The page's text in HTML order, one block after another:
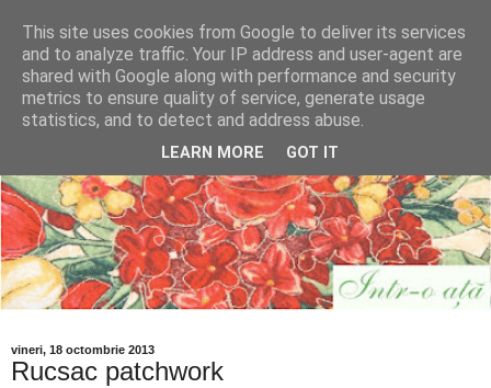
vineri, 18 octombrie 2013
Rucsac patchwork
This site uses cookies from Google to deliver its services
and to analyze traffic. Your IP address and user-agent are
shared with Google along with performance and security
metrics to ensure quality of service, generate usage
statistics, and to detect and address abuse.
LEARN MORE GOT IT